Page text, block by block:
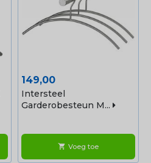
Prijs
149,00
Intersteel
Garderobesteun M...
shopping_cart Voeg toe